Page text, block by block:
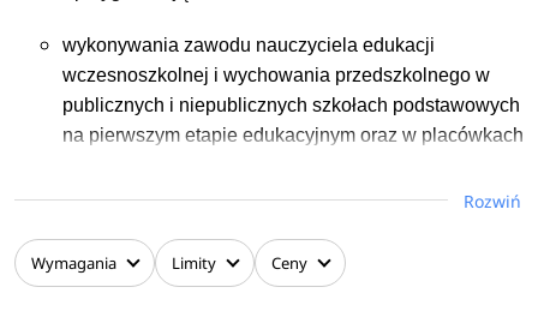
wykonywania zawodu nauczyciela edukacji
wczesnoszkolnej i wychowania przedszkolnego w
publicznych i niepublicznych szkołach podstawowych
na pierwszym etapie edukacyjnym oraz w placówkach
twórczego zaangażowania się w integralny rozwój i
wczesnoszkolnym;
współdziałania z rodzicami dzieci oraz innymi
Rozwiń
Wymagania Limity Ceny